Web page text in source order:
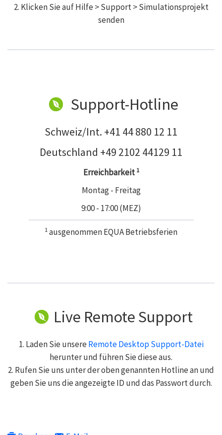
2. Klicken Sie auf Hilfe > Support > Simulationsprojekt
senden
Support-Hotline
Schweiz/Int. +41 44 880 12 11
Deutschland +49 2102 44129 11
Erreichbarkeit 1
Montag - Freitag
9:00 - 17:00 (MEZ)
1 ausgenommen EQUA Betriebsferien
Live Remote Support
1. Laden Sie unsereRemote Desktop Support-Datei
herunter und führen Sie diese aus.
2. Rufen Sie uns unter der oben genannten Hotline an und
geben Sie uns die angezeigte ID und das Passwort durch.